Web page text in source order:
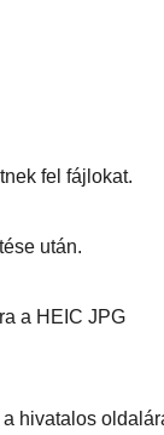
fel fájlokat.
után.
a HEIC JPG
hivatalos